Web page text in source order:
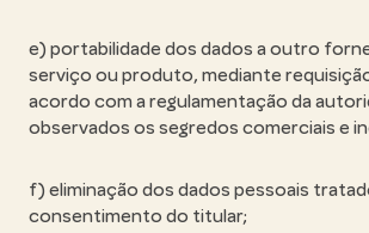
e) portabilidade dos dados a outro
serviço ou produto, mediante
acordo com a regulamentação da
observados os segredos comerciais e
f) eliminação dos dados pessoais
consentimento do titular;